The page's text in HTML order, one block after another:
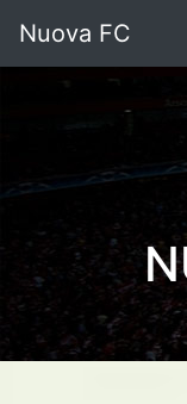
Nuova FC